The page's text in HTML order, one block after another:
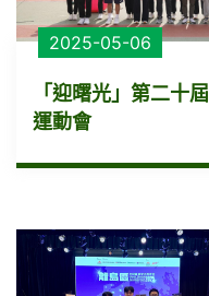
2025-05-06
「迎曙光」第二十屆
運動會